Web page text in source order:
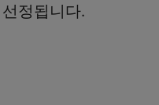
정됩니다.